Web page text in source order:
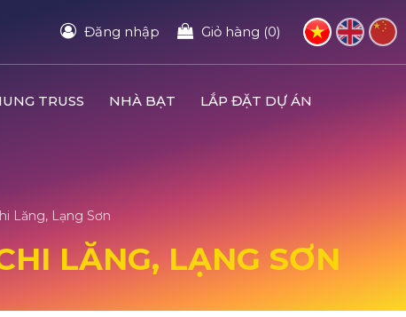
Đăng nhập Giỏ hàng (0)
TRUSS NHÀ BẠT
LẮP ĐẶT DỰ ÁN
Lăng, Lạng Sơn
LĂNG, LẠNG SƠN